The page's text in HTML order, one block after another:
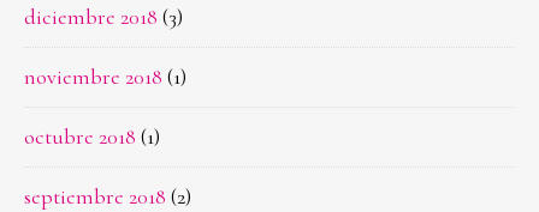
diciembre 2018 (3)
noviembre 2018 (1)
octubre 2018 (1)
septiembre 2018 (2)